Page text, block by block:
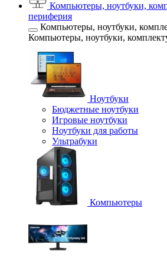
Компьютеры, ноутбуки,
периферия
Компьютеры, ноутбуки,
Компьютеры, ноутбуки,
Ноутбуки
Бюджетные ноутбуки
Игровые ноутбуки
Ноутбуки для работы
Ультрабуки
Компьютеры